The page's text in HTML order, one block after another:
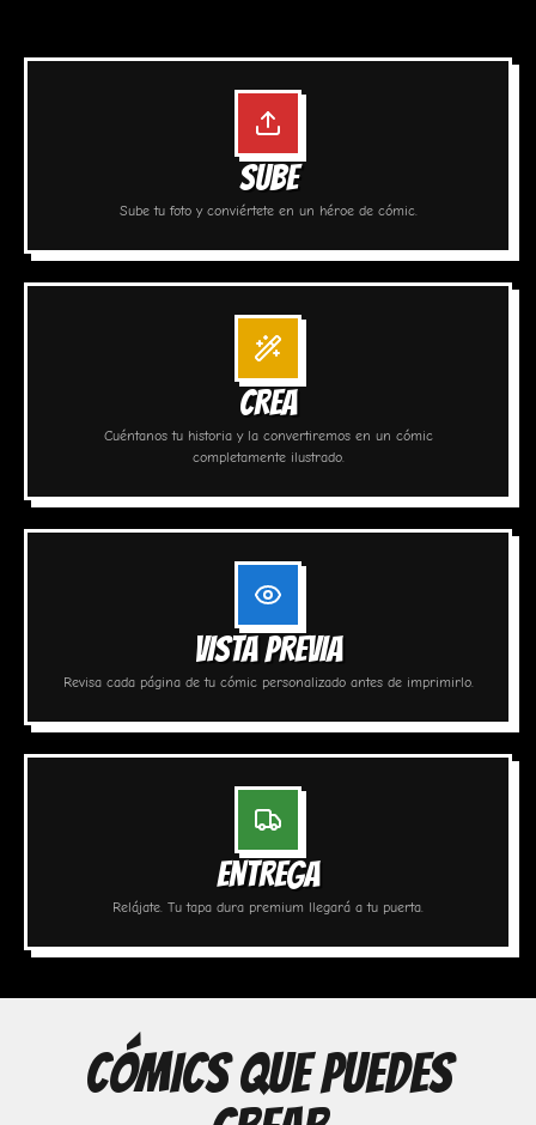
SUBE
Sube tu foto y conviértete en un héroe de cómic.
CREA
Cuéntanos tu historia y la convertiremos en un cómic
completamente ilustrado.
VISTA PREVIA
Revisa cada página de tu cómic personalizado antes de imprimirlo.
ENTREGA
Relájate. Tu tapa dura premium llegará a tu puerta.
CÓMICS QUE PUEDES